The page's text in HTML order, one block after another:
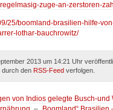
zuge-an-zerstoren-
25/boomland-brasilien-hilfe-
lothar-bauchrowitz/
2013 um 14:21 Uhr
durch den RSS-Feed verfolgen.
von Indios gelegte Busch-